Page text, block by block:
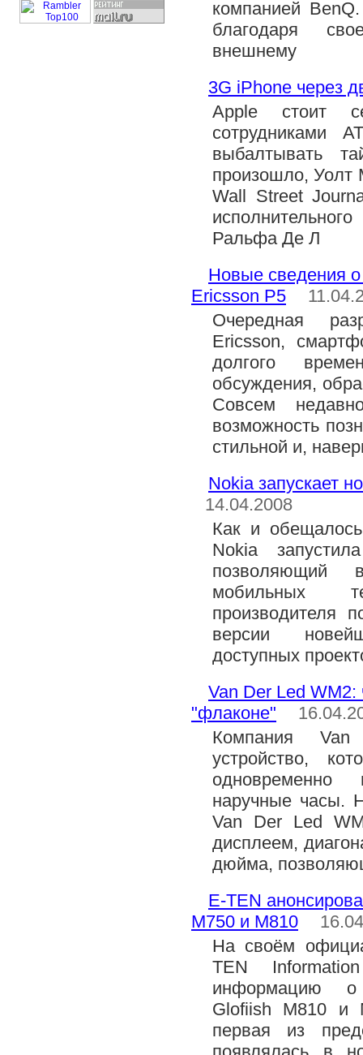
компанией
благодаря
внешнему
3G iPhone через
Apple стоит
сотрудниками
выбалтывать
произошло, Уолт
Wall Street
Ральфа Де Л
Новые сведения
Ericsson P5
Очередная
Ericsson,
долгого
обсуждения,
Совсем
возможность
стильной и,
Nokia запускает
14.04.2008
Как и
Nokia
позволяющий
мобильных
производителя
версии
доступных
Van Der Led
"флаконе"
Компания
устройство,
наручные часы.
Van Der Led
дисплеем,
дюйма,
E-TEN
M750 и M810
На своём
TEN
информацию о
Glofiish M810 и
первая из